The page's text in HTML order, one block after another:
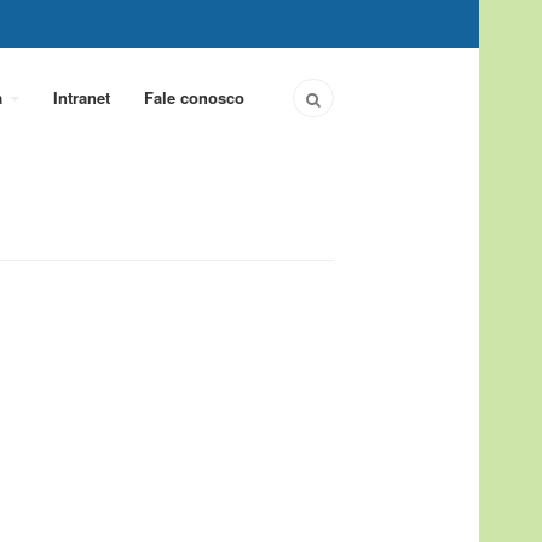
Intranet Fale conosco